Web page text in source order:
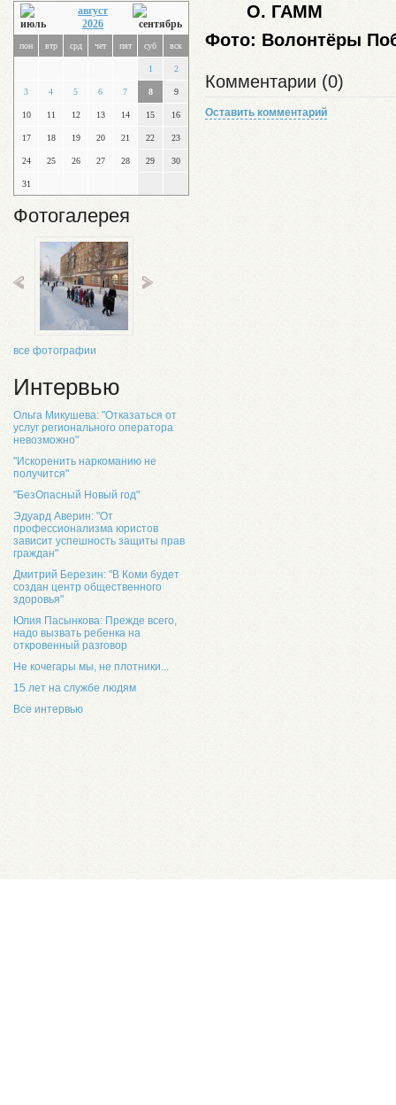
август
2026
пон втр срд чет пят суб вск
1 2
3 4 5 6 7 8 9
10 11 12 13 14 15 16
17 18 19 20 21 22 23
24 25 26 27 28 29 30
31
Фотогалерея
все фотографии
Интервью
Ольга Микушева: "Отказаться от
услуг регионального оператора
невозможно"
"Искоренить наркоманию не
получится"
"БезОпасный Новый год"
Эдуард Аверин: "От
профессионализма юристов
зависит успешность защиты прав
граждан"
Дмитрий Березин: "В Коми будет
создан центр общественного
здоровья"
Юлия Пасынкова: Прежде всего,
надо вызвать ребенка на
откровенный разговор
Не кочегары мы, не плотники...
15 лет на службе людям
Все интервью
О. ГАММ
Фото: Волонтёры
Комментарии (0)
Оставить комментарий